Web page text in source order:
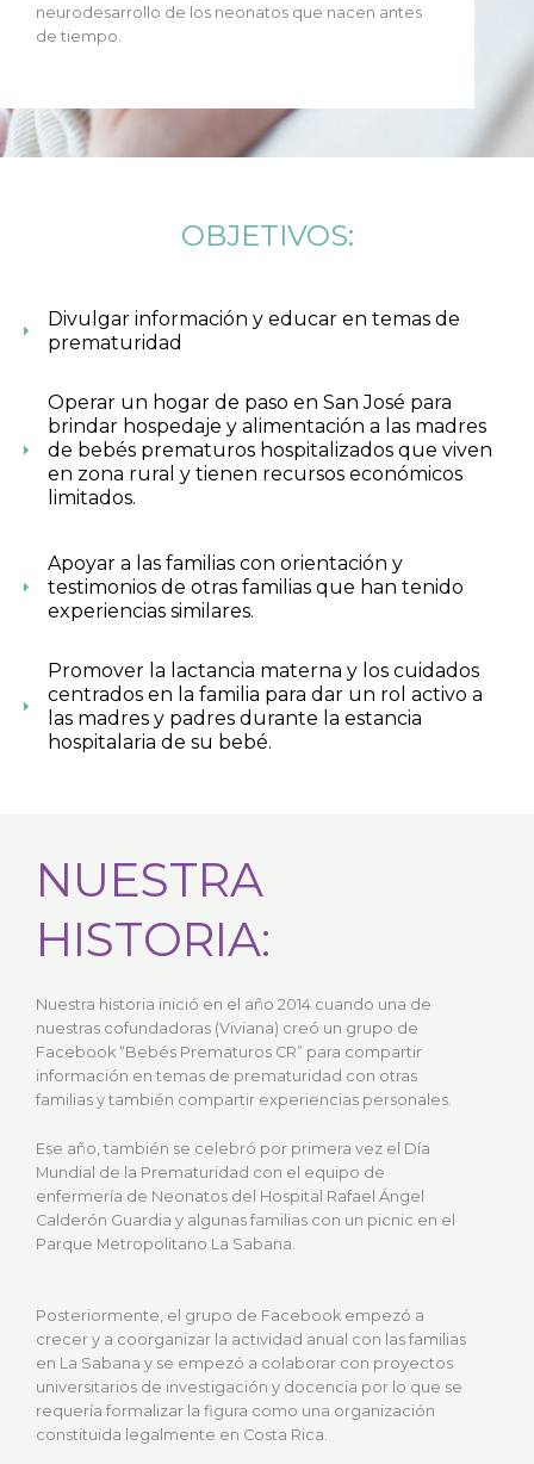
neurodesarrollo de los neonatos que nacen antes
de tiempo.
OBJETIVOS:
Divulgar información y educar en temas de
prematuridad
Operar un hogar de paso en San José para
brindar hospedaje y alimentación a las madres
de bebés prematuros hospitalizados que viven
en zona rural y tienen recursos económicos
limitados.
Apoyar a las familias con orientación y
testimonios de otras familias que han tenido
experiencias similares.
Promover la lactancia materna y los cuidados
centrados en la familia para dar un rol activo a
las madres y padres durante la estancia
hospitalaria de su bebé.
NUESTRA
HISTORIA:
Nuestra historia inició en el año 2014 cuando una de
nuestras cofundadoras (Viviana) creó un grupo de
Facebook “Bebés Prematuros CR” para compartir
información en temas de prematuridad con otras
familias y también compartir experiencias personales.
Ese año, también se celebró por primera vez el Día
Mundial de la Prematuridad con el equipo de
enfermería de Neonatos del Hospital Rafael Ángel
Calderón Guardia y algunas familias con un picnic en el
Parque Metropolitano La Sabana.
Posteriormente, el grupo de Facebook empezó a
crecer y a coorganizar la actividad anual con las familias
en La Sabana y se empezó a colaborar con proyectos
universitarios de investigación y docencia por lo que se
requería formalizar la figura como una organización
constituida legalmente en Costa Rica.